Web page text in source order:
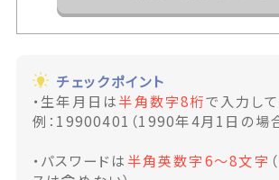
チェックポイント
・生年月日は半角数字8桁で入力して
例：19900401（1990年4月1日の場合
・パスワードは半角英数字6～8文字